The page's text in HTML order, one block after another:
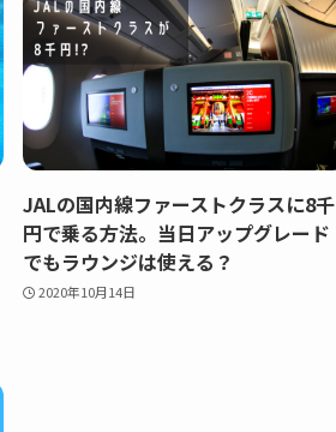
JALの国内線ファーストクラスに8千
円で乗る方法。当日アップグレード
でもラウンジは使える？
2020年10月14日